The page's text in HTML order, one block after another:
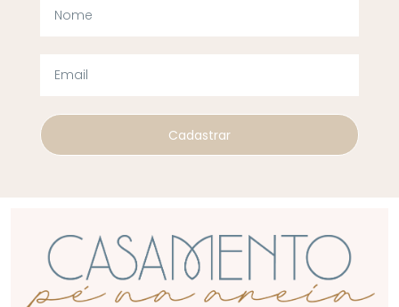
Cadastrar